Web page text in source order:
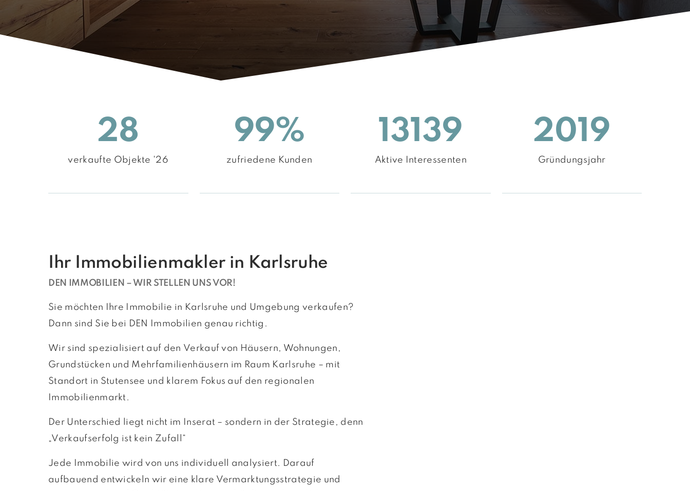
28
verkaufte Objekte '26
99%
zufriedene Kunden
13139
Aktive Interessenten
2019
Gründungsjahr
Ihr Immobilienmakler in Karlsruhe
DEN IMMOBILIEN –⁠ WIR STELLEN UNS VOR!
Sie möchten Ihre Immobilie in Karlsruhe und Umgebung verkaufen?
Dann sind Sie bei DEN Immobilien genau richtig.
Wir sind spezialisiert auf den Verkauf von Häusern, Wohnungen,
Grundstücken und Mehrfamilienhäusern im Raum Karlsruhe – mit
Standort in Stutensee und klarem Fokus auf den regionalen
Immobilienmarkt.
Der Unterschied liegt nicht im Inserat – sondern in der Strategie, denn
„Verkaufserfolg ist kein Zufall“
Jede Immobilie wird von uns individuell analysiert. Darauf
aufbauend entwickeln wir eine klare Vermarktungsstrategie und